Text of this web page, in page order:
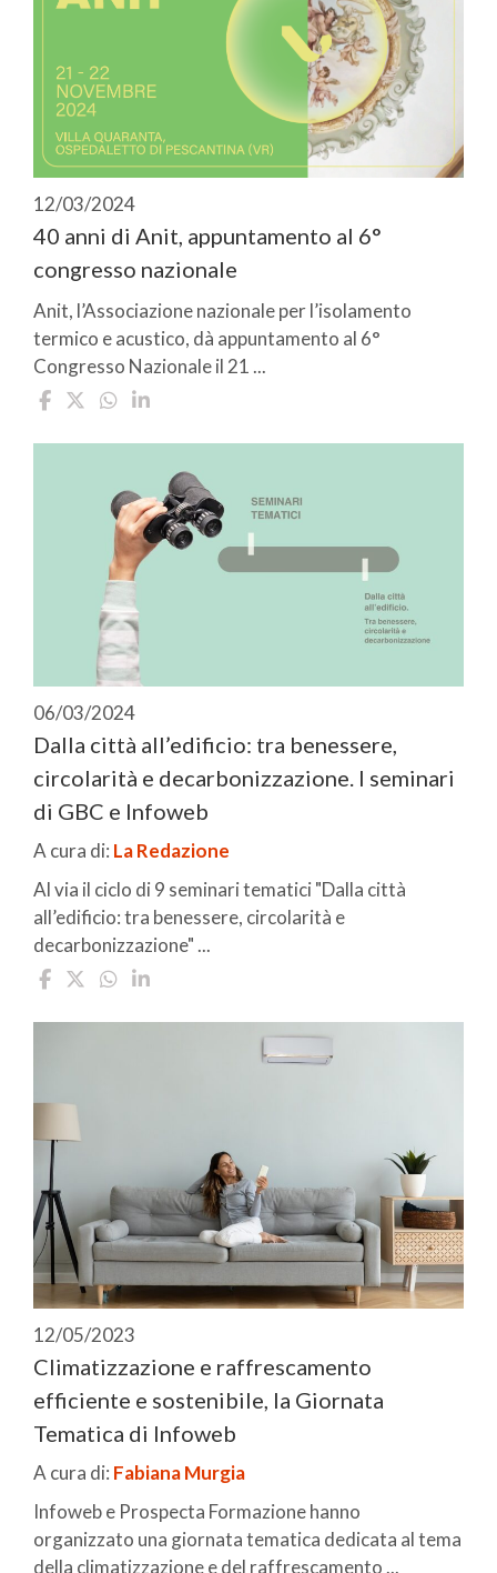
12/03/2024
40 anni di Anit, appuntamento al 6°
congresso nazionale
Anit, l’Associazione nazionale per l’isolamento
termico e acustico, dà appuntamento al 6°
Congresso Nazionale il 21 ...
06/03/2024
Dalla città all’edificio: tra benessere,
circolarità e decarbonizzazione. I seminari
di GBC e Infoweb
A cura di: La Redazione
Al via il ciclo di 9 seminari tematici "Dalla città
all’edificio: tra benessere, circolarità e
decarbonizzazione" ...
12/05/2023
Climatizzazione e raffrescamento
efficiente e sostenibile, la Giornata
Tematica di Infoweb
A cura di: Fabiana Murgia
Infoweb e Prospecta Formazione hanno
organizzato una giornata tematica dedicata al tema
della climatizzazione e del raffrescamento ...